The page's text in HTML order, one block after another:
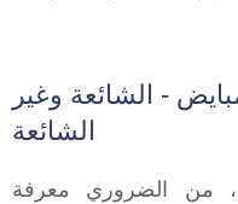
- الشائعة وغير
الشائعة
من الضروري معرفة